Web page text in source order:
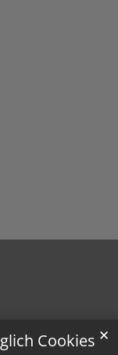
Cookies ✕